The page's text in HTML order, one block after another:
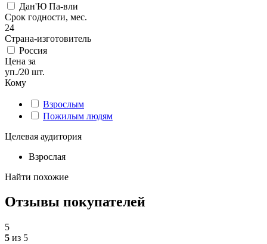
Дан'Ю Па-вли
Срок годности, мес.
24
Страна-изготовитель
Россия
Цена за
уп./20 шт.
Кому
Взрослым
Пожилым людям
Целевая аудитория
Взрослая
Найти похожие
Отзывы покупателей
5
5 из 5